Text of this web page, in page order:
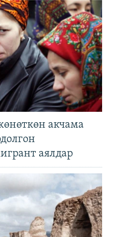
акчама
аялдар